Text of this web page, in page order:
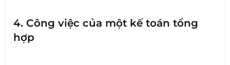
4. Công việc của một kế toán tổng
hợp